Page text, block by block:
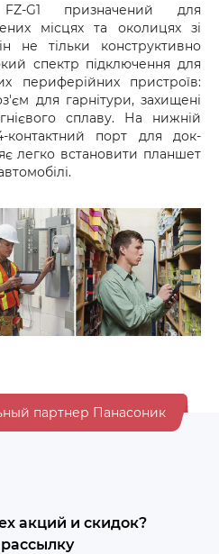
G1 призначений для
місцях та околицях зі
не тільки конструктивно
спектр підключення для
периферійних пристроїв:
для гарнітури, захищені
сплаву. На нижній
контактний порт для док-
легко встановити планшет
партнер Панасоник
акций и скидок?